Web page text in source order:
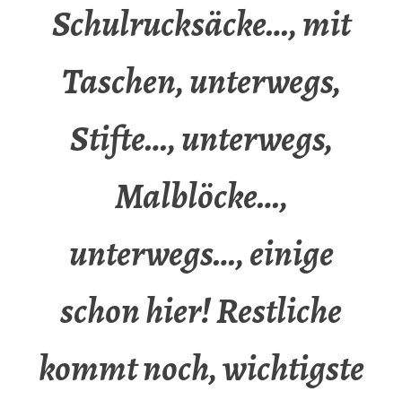
Schulrucksäcke…, mit
Taschen, unterwegs,
Stifte…, unterwegs,
Malblöcke…,
unterwegs…, einige
schon hier! Restliche
kommt noch, wichtigste